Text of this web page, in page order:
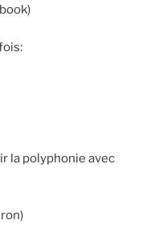
la polyphonie avec